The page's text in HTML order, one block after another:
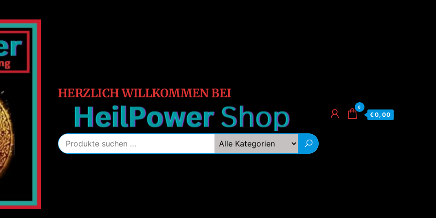
HERZLICH WILLKOMMEN BEI
0
€0,00